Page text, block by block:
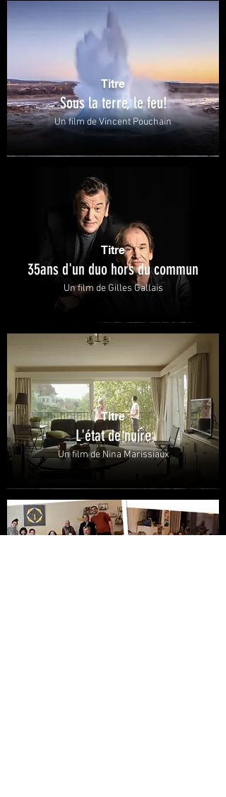
Titre
Sous la terre, le feu!
Un film de Vincent Pouchain
Titre
35ans d'un duo hors du commun
Un film de Gilles Gallais
Titre
L'état de nuire
Un film de Nina Marissiaux